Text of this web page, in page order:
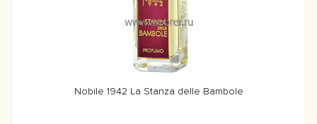
Nobile 1942 La Stanza delle Bambole